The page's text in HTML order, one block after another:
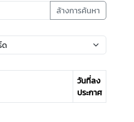
ล้างการค้นหา
วันที่ลง
ประกาศ